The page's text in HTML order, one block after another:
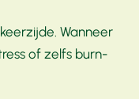
Wanneer
of zelfs burn-